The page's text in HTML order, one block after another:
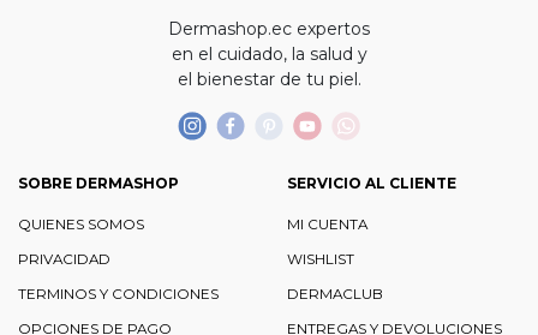
Dermashop.ec expertos
en el cuidado, la salud y
el bienestar de tu piel.
SOBRE DERMASHOP
QUIENES SOMOS
PRIVACIDAD
TERMINOS Y CONDICIONES
OPCIONES DE PAGO
SERVICIO AL CLIENTE
MI CUENTA
WISHLIST
DERMACLUB
ENTREGAS Y DEVOLUCIONES